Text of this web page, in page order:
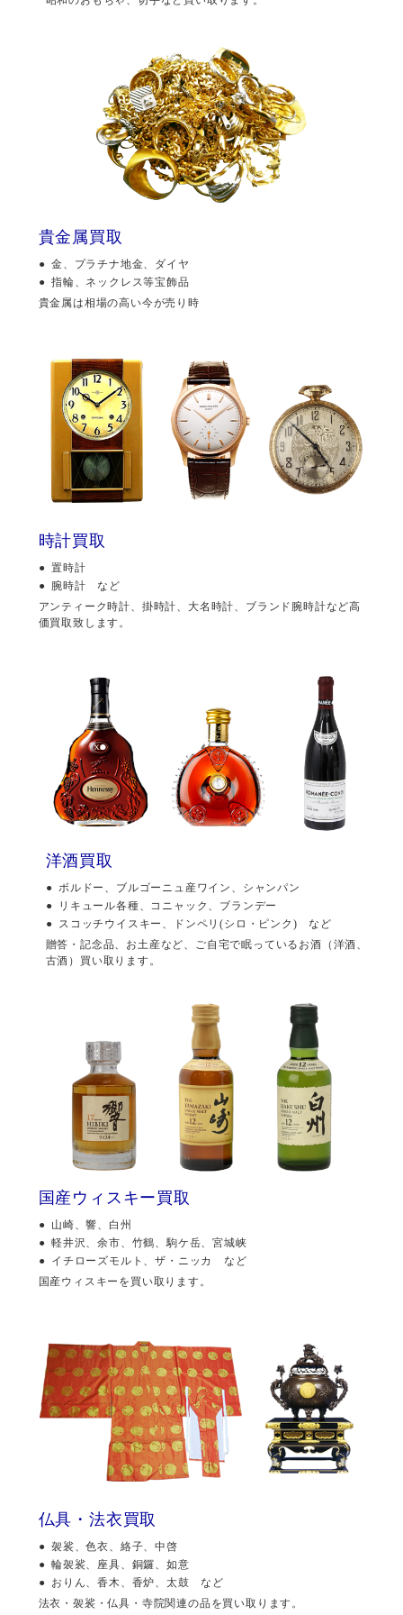
貴金属買取
金、プラチナ地金、ダイヤ
指輪、ネックレス等宝飾品
貴金属は相場の高い今が売り時
時計買取
置時計
腕時計 など
アンティーク時計、掛時計、大名時計、ブランド腕時計など高
価買取致します。
洋酒買取
ボルドー、ブルゴーニュ産ワイン、シャンパン
リキュール各種、コニャック、ブランデー
スコッチウイスキー、ドンペリ(シロ・ピンク) など
贈答・記念品、お土産など、ご自宅で眠っているお酒（洋酒、
古酒）買い取ります。
国産ウィスキー買取
山崎、響、白州
軽井沢、余市、竹鶴、駒ケ岳、宮城峡
イチローズモルト、ザ・ニッカ など
国産ウィスキーを買い取ります。
仏具・法衣買取
袈裟、色衣、絡子、中啓
輪袈裟、座具、銅鑼、如意
おりん、香木、香炉、太鼓 など
法衣・袈裟・仏具・寺院関連の品を買い取ります。